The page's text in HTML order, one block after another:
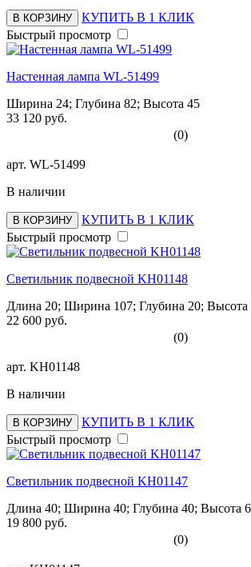
В КОРЗИНУ
КУПИТЬ В 1 КЛИК
Быстрый просмотр
Настенная лампа WL-51499
Ширина 24; Глубина 82; Высота 45
33 120 руб.
(0)
арт. WL-51499
В наличии
В КОРЗИНУ
КУПИТЬ В 1 КЛИК
Быстрый просмотр
Светильник подвесной KH01148
Длина 20; Ширина 107; Глубина 20; Высота
22 600 руб.
(0)
арт. KH01148
В наличии
В КОРЗИНУ
КУПИТЬ В 1 КЛИК
Быстрый просмотр
Светильник подвесной KH01147
Длина 40; Ширина 40; Глубина 40; Высота
19 800 руб.
(0)